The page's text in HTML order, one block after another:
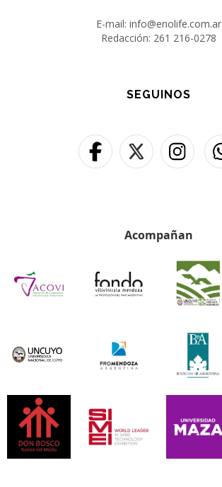
E-mail: info@enolife.com.ar
Redacción: 261 216-0278
SEGUINOS
Acompañan